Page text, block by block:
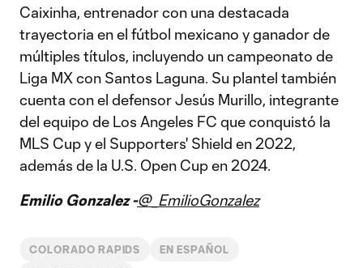
Caixinha, entrenador con una destacada
trayectoria en el fútbol mexicano y ganador de
múltiples títulos, incluyendo un campeonato de
Liga MX con Santos Laguna. Su plantel también
cuenta con el defensor Jesús Murillo, integrante
del equipo de Los Angeles FC que conquistó la
MLS Cup y el Supporters' Shield en 2022,
además de la U.S. Open Cup en 2024.
Emilio Gonzalez -@_EmilioGonzalez
COLORADO RAPIDS EN ESPAÑOL